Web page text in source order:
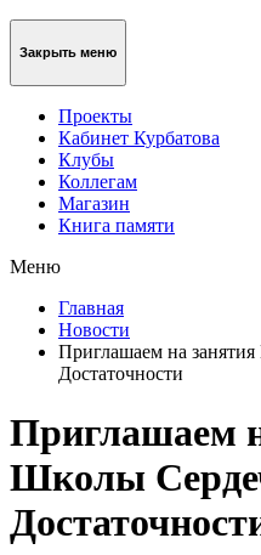
Закрыть меню
Проекты
Кабинет Курбатова
Клубы
Коллегам
Магазин
Книга памяти
Меню
Главная
Новости
Приглашаем на
Достаточности
Приглашаем
Школы